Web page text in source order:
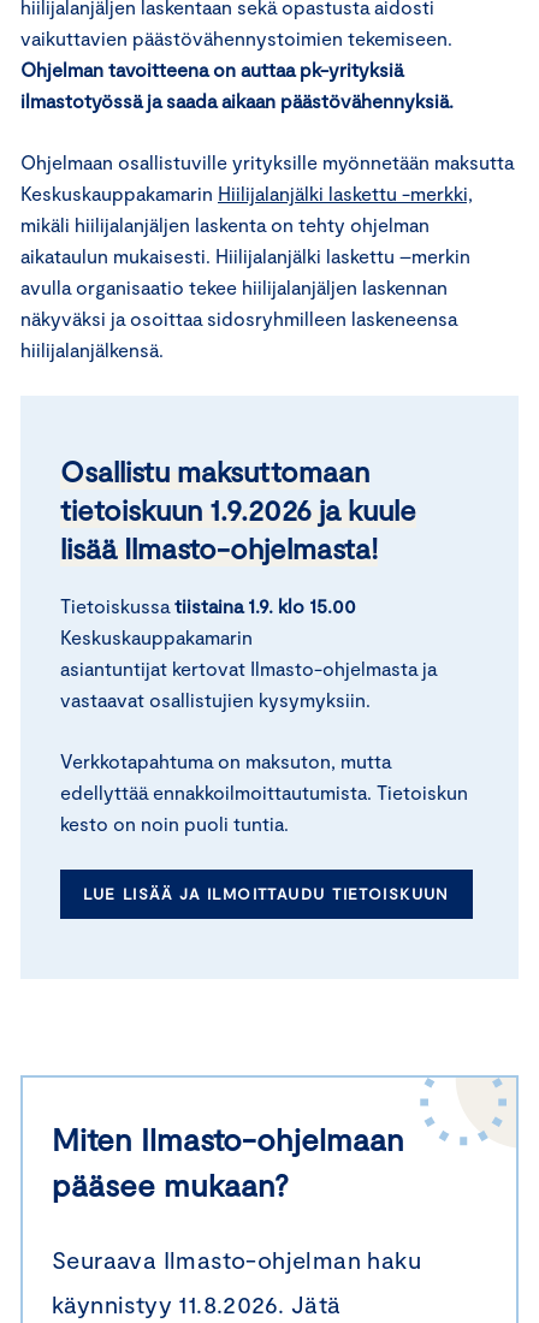
hiilijalanjäljen laskentaan sekä opastusta aidosti
vaikuttavien päästövähennystoimien tekemiseen.
Ohjelman tavoitteena on auttaa pk-yrityksiä
ilmastotyössä ja saada aikaan päästövähennyksiä.
Ohjelmaan osallistuville yrityksille myönnetään maksutta
Keskuskauppakamarin Hiilijalanjälki laskettu -merkki,
mikäli hiilijalanjäljen laskenta on tehty ohjelman
aikataulun mukaisesti. Hiilijalanjälki laskettu –merkin
avulla organisaatio tekee hiilijalanjäljen laskennan
näkyväksi ja osoittaa sidosryhmilleen laskeneensa
hiilijalanjälkensä.
Osallistu maksuttomaan
tietoiskuun 1.9.2026 ja kuule
lisää Ilmasto-ohjelmasta!
Tietoiskussa tiistaina 1.9. klo 15.00
Keskuskauppakamarin
asiantuntijat kertovat Ilmasto-ohjelmasta ja
vastaavat osallistujien kysymyksiin.
Verkkotapahtuma on maksuton, mutta
edellyttää ennakkoilmoittautumista. Tietoiskun
kesto on noin puoli tuntia.
LUE LISÄÄ JA ILMOITTAUDU TIETOISKUUN
Miten Ilmasto-ohjelmaan
pääsee mukaan?
Seuraava Ilmasto-ohjelman haku
käynnistyy 11.8.2026. Jätä